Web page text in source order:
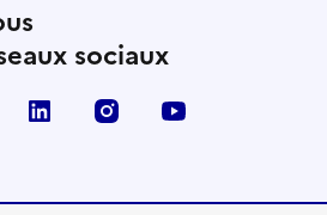
sociaux
TikTok LinkedIn Instagram